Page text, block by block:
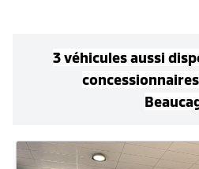
3véhicules aussi
concessionnaires